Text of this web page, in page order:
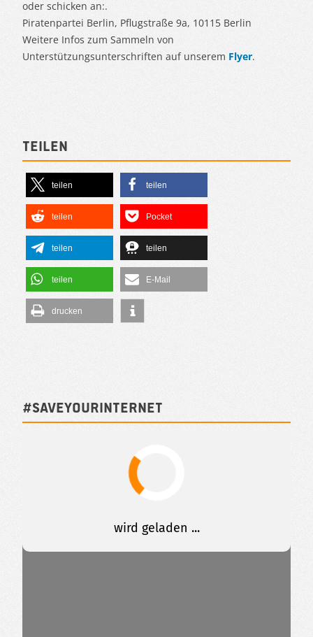
oder schicken an:.
Piratenpartei Berlin, Pflugstraße 9a, 10115 Berlin
Weitere Infos zum Sammeln von
Unterstützungsunterschriften auf unserem Flyer.
Teilen
teilen teilen
teilen Pocket
teilen teilen
teilen E-Mail
drucken
#SAVEYOURINTERNET